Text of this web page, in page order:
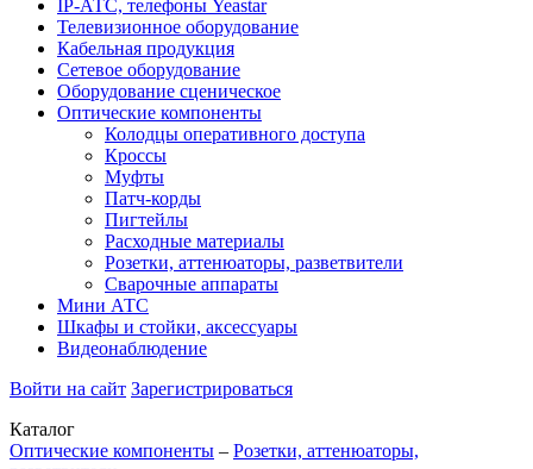
IP-АТС, телефоны Yeastar
Телевизионное оборудование
Кабельная продукция
Сетевое оборудование
Оборудование сценическое
Оптические компоненты
Колодцы оперативного доступа
Кроссы
Муфты
Патч-корды
Пигтейлы
Расходные материалы
Розетки, аттенюаторы, разветвители
Сварочные аппараты
Мини АТС
Шкафы и стойки, аксессуары
Видеонаблюдение
Войти на сайт Зарегистрироваться
Каталог
Оптические компоненты – Розетки, аттенюаторы,